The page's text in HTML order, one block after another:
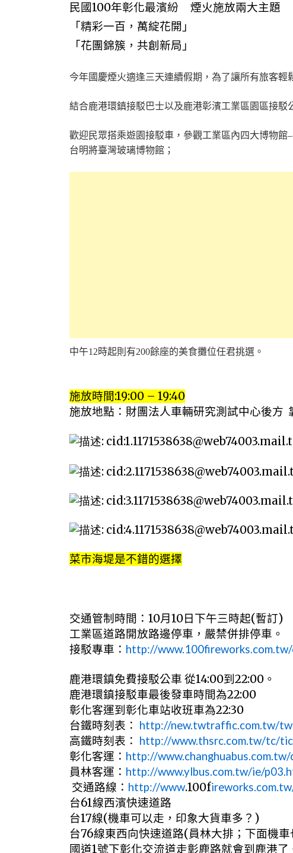
民國100年彰化最濱紛
煙火施放兩大主題
「精彩一百，萬綻花開」
「花團錦簇，共創新局」
今年國慶煙火適逢三天連續假期，為了讓所有旅客輕
結合鹿港環鎮接駁巴士以及鹿港彰濱工業區園區接駁
歡迎民眾搭乘遊園接駁車，參觀工業區內四大博物館–
台明將臺灣玻璃博物館；
中午12時起則有200餘座的美食攤位任君挑選。
施放時間:19:00 – 19:40
施放地點：財團法人車輛研究測試中心後方
菜市海堤是不錯的選擇
交通管制時間： 10月 10日下午三時起(暫訂)
工業區道路開放路邊停車，嚴禁併排停車。
接駁專車： http://www.100fireworks.com.tw/
鹿港環鎮免費接駁公車 從14:00到 22:00 。
鹿港環鎮接駁車最後發車時間為22:00
彰化客運到彰化車站收班車為22:30
台鐵時刻表： http://new.twtraffic.com.tw/
高鐵時刻表： http://www.thsrc.com.tw/tc/
彰化客運： http://
員林客運： http://www.ylbus.com.tw/ie/
交通路線： http://www.100f
台61線西濱快速道路
台17線(機車可以走，印象大貨車多？ )
台76線東西向快速道路(員林大排；下面機
國道1號下彰化交流道走彰鹿路就會到鹿港了